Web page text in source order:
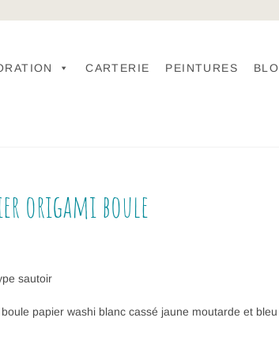
CARTERIE PEINTURES
origami boule
sautoir
papier washi blanc cassé jaune moutarde et bleu